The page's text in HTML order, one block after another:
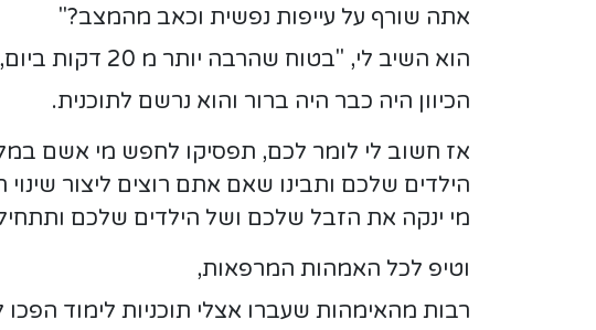
אתה שורף על עייפות נפשית וכאב מהמצב?"
הוא השיב לי, "בטוח שהרבה יותר מ 20 דקות ביום, ואם אומר את האמת, אז כל היום."
הכיוון היה כבר היה ברור והוא נרשם לתוכנית.
אז חשוב לי לומר לכם, תפסיקו לחפש מי אשם
הילדים שלכם ותבינו שאם אתם רוצים ליצור
מי ינקה את הזבל שלכם ושל הילדים שלכם
וטיפ לכל האמהות המרפאות,
רבות מהאימהות שעברו אצלי תוכניות לימוד הפכו